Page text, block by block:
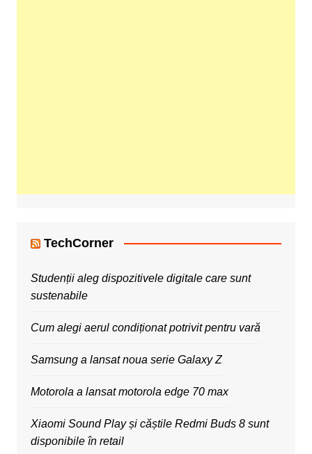
TechCorner
Studenții aleg dispozitivele digitale care sunt
sustenabile
Cum alegi aerul condiționat potrivit pentru vară
Samsung a lansat noua serie Galaxy Z
Motorola a lansat motorola edge 70 max
Xiaomi Sound Play și căștile Redmi Buds 8 sunt
disponibile în retail